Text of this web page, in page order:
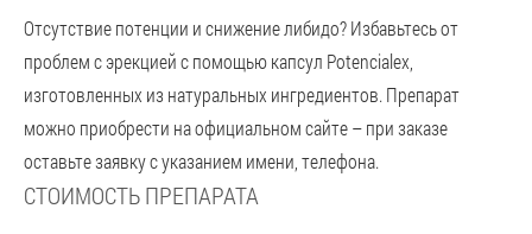
Отсутствие потенции и снижение либидо? Избавьтесь от
проблем с эрекцией с помощью капсул Potencialex,
изготовленных из натуральных ингредиентов. Препарат
можно приобрести на официальном сайте – при заказе
оставьте заявку с указанием имени, телефона.
СТОИМОСТЬ ПРЕПАРАТА